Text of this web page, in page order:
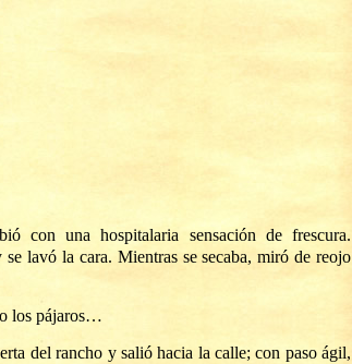
con una hospitalaria sensación de frescura.
lavó la cara. Mientras se secaba, miró de reojo
los pájaros…
del rancho y salió hacia la calle; con paso ágil,